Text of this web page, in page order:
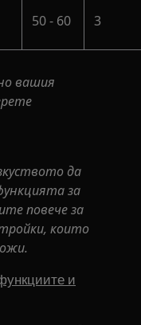
50 - 60 3
вашия
да
за
повече за
които
и